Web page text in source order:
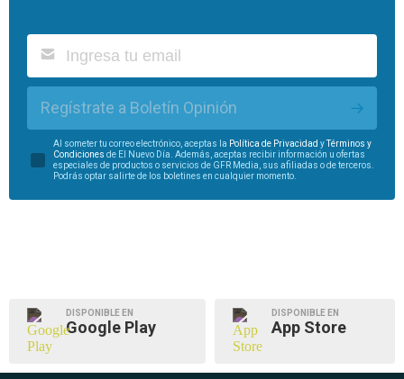
Regístrate a Boletín Opinión
Al someter tu correo electrónico, aceptas la Política de Privacidad y
Términos y
Condiciones de El Nuevo Día. Además, aceptas recibir información u ofertas
especiales de productos o servicios de GFR Media, sus afiliadas o de terceros.
Podrás optar salirte de los boletines en cualquier momento.
DISPONIBLE EN
Google Play
DISPONIBLE EN
App Store